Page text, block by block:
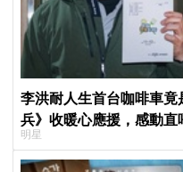
李洪耐人生首台咖啡車
兵》收暖心應援，感動直
明星